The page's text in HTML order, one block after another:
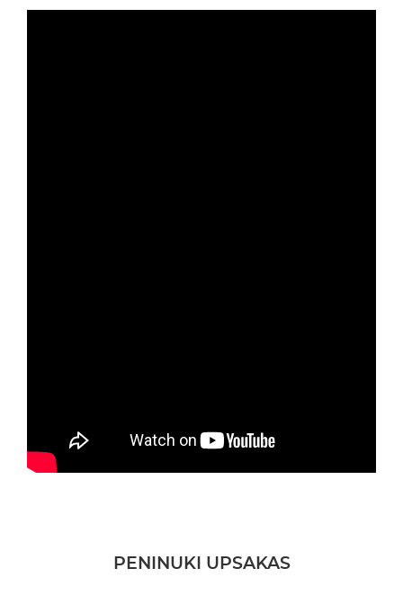
PENINUKI UPSAKAS